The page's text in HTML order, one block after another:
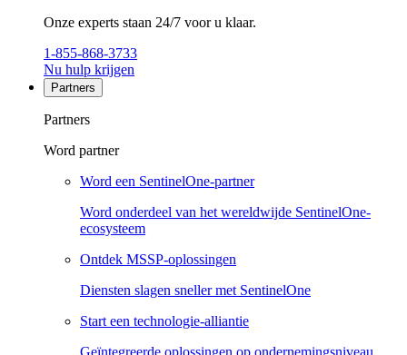
Onze experts staan 24/7 voor u klaar.
1-855-868-3733
Nu hulp krijgen
Partners
Partners
Word partner
Word een SentinelOne-partner
Word onderdeel van het wereldwijde SentinelOne-
ecosysteem
Ontdek MSSP-oplossingen
Diensten slagen sneller met SentinelOne
Start een technologie-alliantie
Geïntegreerde oplossingen op ondernemingsniveau